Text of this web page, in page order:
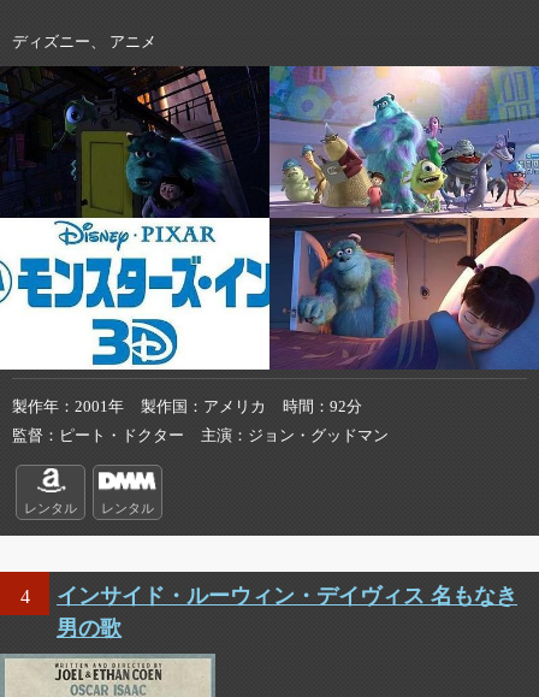
ディズニー、 アニメ
製作年 2001年 製作国 アメリカ 時間
92分
監督
ピート・ドクター 主演 ジョン・グッドマン
レンタル レンタル
4
インサイド・ルーウィン・デイヴィス 名もなき
男の歌